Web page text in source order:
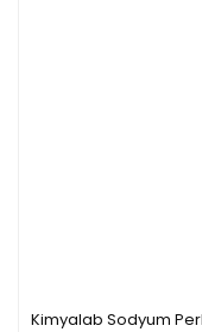
Kimyalab Sodyum